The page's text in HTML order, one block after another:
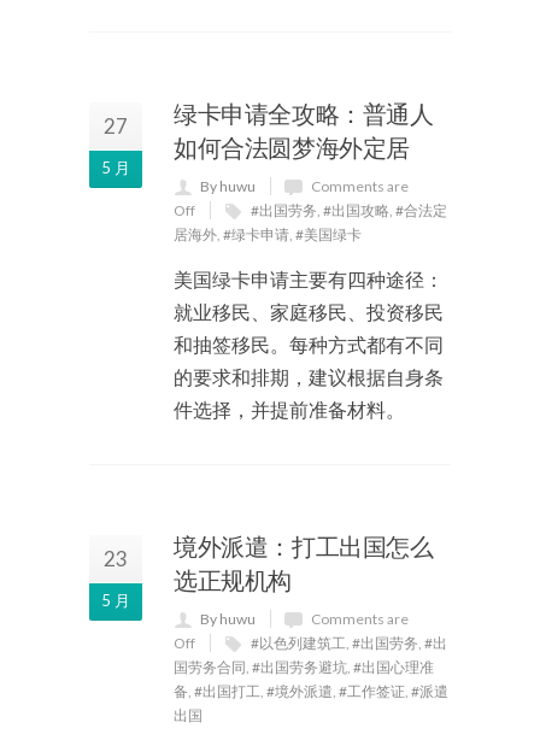
27
5 月
绿卡申请全攻略：普通人
如何合法圆梦海外定居
By huwu
Comments are
Off
#出国劳务, #出国攻略, #合法定
居海外, #绿卡申请, #美国绿卡
美国绿卡申请主要有四种途径：
就业移民、家庭移民、投资移民
和抽签移民。每种方式都有不同
的要求和排期，建议根据自身条
件选择，并提前准备材料。
23
5 月
境外派遣：打工出国怎么
选正规机构
By huwu
Comments are
Off
#以色列建筑工, #出国劳务, #出
国劳务合同, #出国劳务避坑, #出国心理准
备, #出国打工, #境外派遣, #工作签证, #派遣
出国